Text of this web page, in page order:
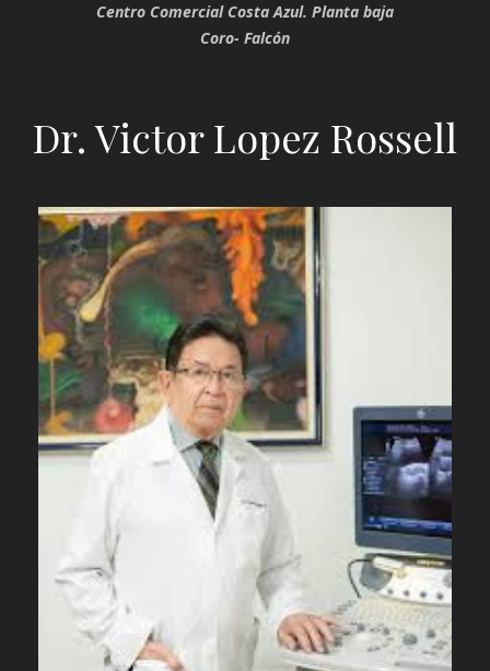
Centro Comercial Costa Azul. Planta baja
Coro- Falcón
Dr. Victor Lopez Rossell